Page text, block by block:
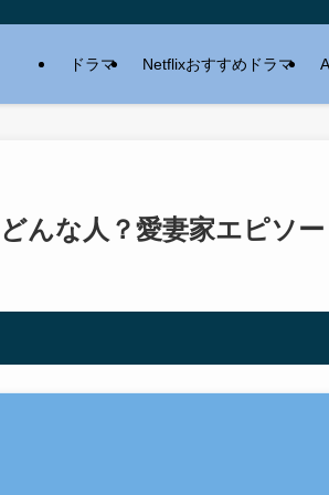
ドラマ Netflixおすすめドラマ
んな人？愛妻家エピソー